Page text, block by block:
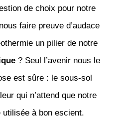
de choix pour notre
faire preuve d’audace
un pilier de notre
? Seul l’avenir nous le
est sûre : le sous-sol
qui n’attend que notre
à bon escient.